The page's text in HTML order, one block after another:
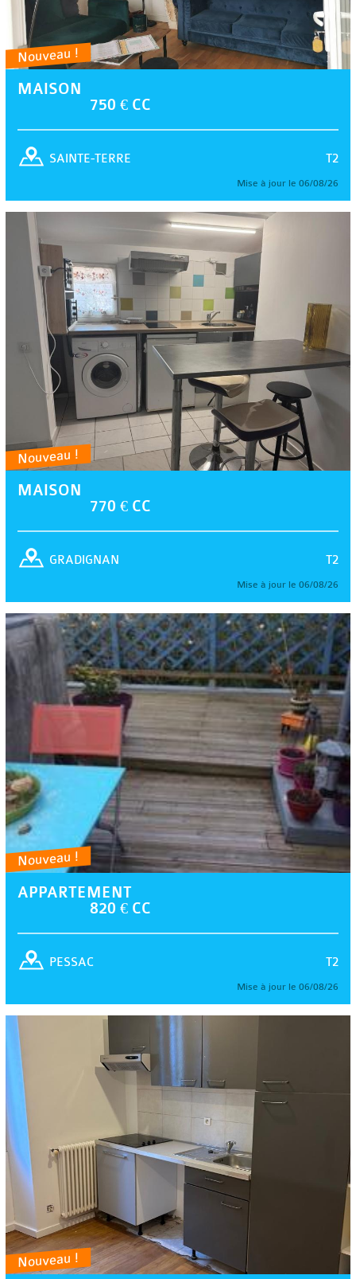
Nouveau !
MAISON
750 € CC
T2
SAINTE-TERRE
Mise à jour le 06/08/26
Nouveau !
MAISON
770 € CC
T2
GRADIGNAN
Mise à jour le 06/08/26
Nouveau !
APPARTEMENT
820 € CC
T2
PESSAC
Mise à jour le 06/08/26
Nouveau !